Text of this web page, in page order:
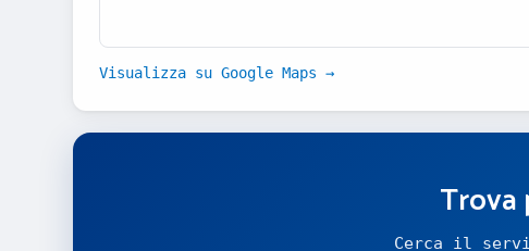
Visualizza su Google Maps →
Trova
Cerca il